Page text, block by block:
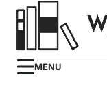
Skip
MENU